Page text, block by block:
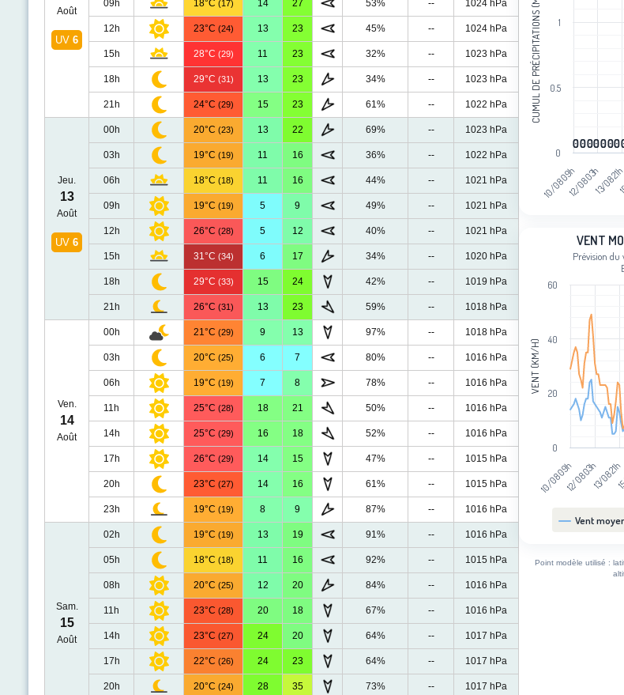
Août
UV 6
09h 18°C (17) 14 27 53% -- 1024 hPa
12h 23°C (24) 13 23 45% -- 1024 hPa
15h 28°C (29) 11 23 32% -- 1023 hPa
18h 29°C (31) 13 23 34% -- 1023 hPa
21h 24°C (29) 15 23 61% -- 1022 hPa
Jeu.
13
Août
UV 6
00h 20°C (23) 13 22 69% -- 1023 hPa
03h 19°C (19) 11 16 36% -- 1022 hPa
06h 18°C (18) 11 16 44% -- 1021 hPa
09h 19°C (19) 5 9 49% -- 1021 hPa
12h 26°C (28) 5 12 40% -- 1021 hPa
15h 31°C (34) 6 17 34% -- 1020 hPa
18h 29°C (33) 15 24 42% -- 1019 hPa
21h 26°C (31) 13 23 59% -- 1018 hPa
Ven.
14
Août
00h 21°C (29) 9 13 97% -- 1018 hPa
03h 20°C (25) 6 7 80% -- 1016 hPa
06h 19°C (19) 7 8 78% -- 1016 hPa
11h 25°C (28) 18 21 50% -- 1016 hPa
14h 25°C (29) 16 18 52% -- 1016 hPa
17h 26°C (29) 14 15 47% -- 1015 hPa
20h 23°C (27) 14 16 61% -- 1015 hPa
23h 19°C (19) 8 9 87% -- 1016 hPa
Sam.
15
Août
02h 19°C (19) 13 19 91% -- 1016 hPa
05h 18°C (18) 11 16 92% -- 1015 hPa
08h 20°C (25) 12 20 84% -- 1016 hPa
11h 23°C (28) 20 18 67% -- 1016 hPa
14h 23°C (27) 24 20 64% -- 1017 hPa
17h 22°C (26) 24 23 64% -- 1017 hPa
20h 20°C (24) 28 35 73% -- 1017 hPa
The chart has 1 Y
CUMUL DE PRÉCIPITATIONS (MM)
0
00
00
00
00
00
00
0
10/08 09h12/08 03h13/08
0
0.5
1
Vent moyen/rafales
Line chart with 2
Prévision du vent à
View as data
The chart has 1 X
The chart has 1 Y
VENT (KM/H)
VENT
Prévision du
Vent
10/08 09h12/08 03h13/08 21h
0
20
40
60
Point modèle utilisé :